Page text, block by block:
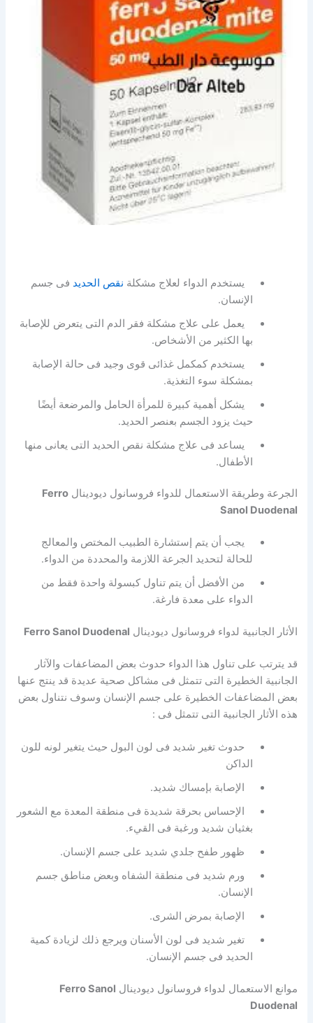
يستخدم الدواء لعلاج مشكلة نقص الحديد فى جسم
الإنسان.
يعمل على علاج مشكلة فقر الدم التى يتعرض للإصابة
بها الكثير من الأشخاص.
يستخدم كمكمل غذائى قوى وجيد فى حالة الإصابة
بمشكلة سوء التغذية.
يشكل أهمية كبيرة للمرأة الحامل والمرضعة أيضًا
حيث يزود الجسم بعنصر الحديد.
يساعد فى علاج مشكلة نقص الحديد التى يعانى منها
الأطفال.
الجرعة وطريقة الاستعمال للدواء فروسانول ديودينالFerro
Sanol Duodenal
يجب أن يتم إستشارة الطبيب المختص والمعالج
للحالة لتحديد الجرعة اللازمة والمحددة من الدواء.
من الأفضل أن يتم تناول كبسولة واحدة فقط من
الدواء على معدة فارغة.
الأثار الجانبية لدواء فروسانول ديودينال Ferro Sanol Duodenal
قد يترتب على تناول هذا الدواء حدوث بعض المضاعفات والآثار
الجانبية الخطيرة التى تتمثل فى مشاكل صحية عديدة قد ينتج عنها
بعض المضاعفات الخطيرة على جسم الإنسان وسوف نتناول بعض
هذه الأثار الجانبية التى تتمثل فى :
حدوث تغير شديد فى لون البول حيث يتغير لونه للون
الداكن
الإصابة بإمساك شديد.
الإحساس بحرقة شديدة فى منطقة المعدة مع الشعور
بغثيان شديد ورغبة فى القيء.
ظهور طفح جلدي شديد على جسم الإنسان.
ورم شديد فى منطقة الشفاه وبعض مناطق جسم
الإنسان.
الإصابة بمرض الشرى.
تغير شديد فى لون الأسنان ويرجع ذلك لزيادة كمية
الحديد فى جسم الإنسان.
موانع الاستعمال لدواء فروسانول ديودينال Ferro Sanol
Duodenal